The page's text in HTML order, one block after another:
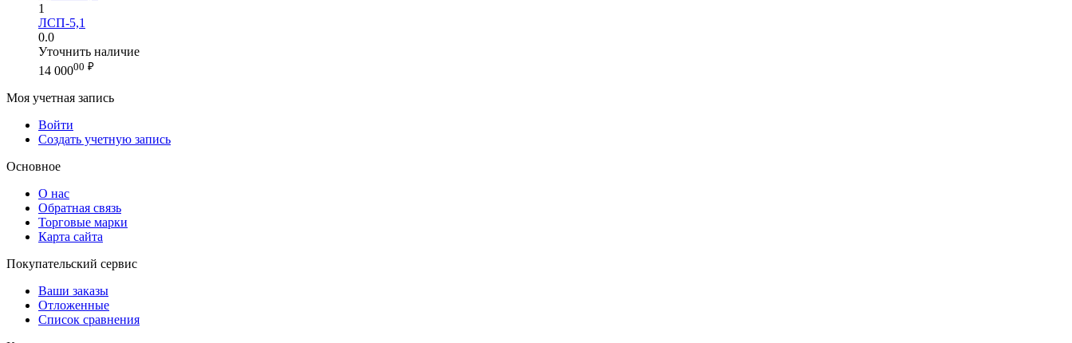
1
ЛСП-5,1
0.0
Уточнить наличие
14 00000 ₽
Моя учетная запись
Войти
Создать учетную запись
Основное
О нас
Обратная связь
Торговые марки
Карта сайта
Покупательский сервис
Ваши заказы
Отложенные
Список сравнения